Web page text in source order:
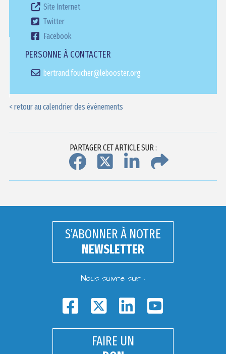
Site Internet
Twitter
Facebook
PERSONNE À CONTACTER
bertrand.foucher@lebooster.org
< retour au calendrier des événements
PARTAGER CET ARTICLE SUR :
S’ABONNER À NOTRE
NEWSLETTER
Nous suivre sur :
FAIRE UN